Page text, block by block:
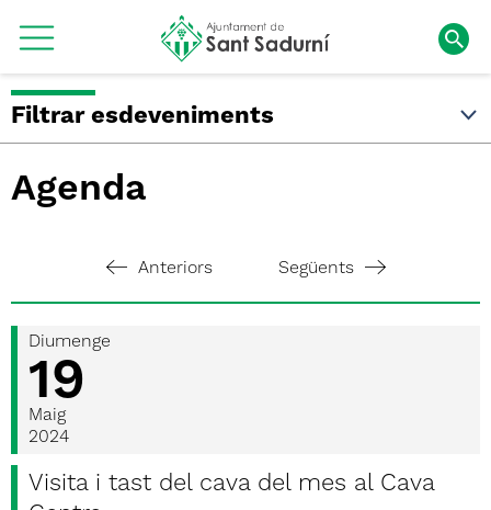
Filtrar esdeveniments
Agenda
Anteriors Següents
Diumenge
19
Maig
2024
Visita i tast del cava del mes al Cava